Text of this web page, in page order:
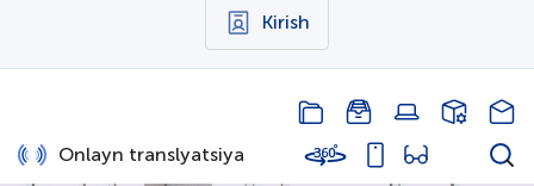
Kirish
Onlayn translyatsiya